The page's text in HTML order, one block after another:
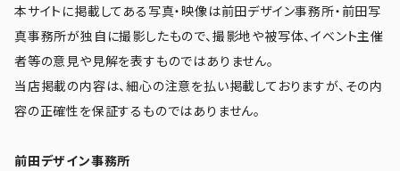
本サイトに掲載してある写真・映像は前田デザイン事務所・前田写
真事務所が独自に撮影したもので、撮影地や被写体、イベント主催
者等の意見や見解を表すものではありません。
当店掲載の内容は、細心の注意を払い掲載しておりますが、その内
容の正確性を保証するものではありません。
前田デザイン事務所